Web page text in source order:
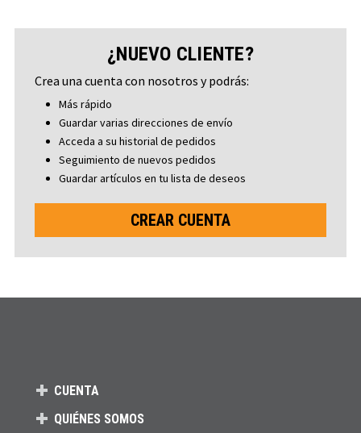
¿NUEVO CLIENTE?
Crea una cuenta con nosotros y podrás:
Más rápido
Guardar varias direcciones de envío
Acceda a su historial de pedidos
Seguimiento de nuevos pedidos
Guardar artículos en tu lista de deseos
CREAR CUENTA
CUENTA
QUIÉNES SOMOS